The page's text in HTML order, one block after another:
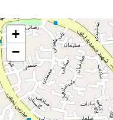
+
−